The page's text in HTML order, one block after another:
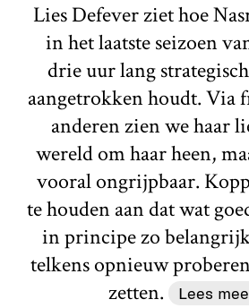
Lies Defever ziet hoe
in het laatste seizoen
drie uur lang
aangetrokken houdt. Via
anderen zien we haar
wereld om haar heen,
vooral ongrijpbaar.
te houden aan dat wat
in principe zo
telkens opnieuw
zetten.
Lees